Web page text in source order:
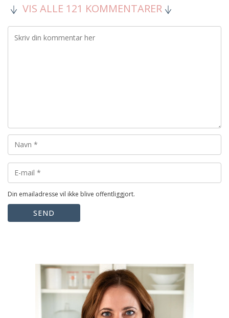
VIS ALLE 121 KOMMENTARER
Din emailadresse vil ikke blive offentliggjort.
SEND